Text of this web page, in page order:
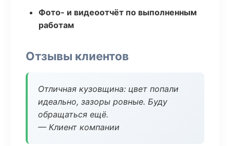
Фото- и видеоотчёт по выполненным
работам
Отзывы клиентов
Отличная кузовщина: цвет попали
идеально, зазоры ровные. Буду
обращаться ещё.
— Клиент компании